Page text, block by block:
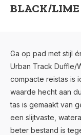
Voor 17:00
BLACK/LIME
Ga op pad met stijl
Urban Track Duffle/
compacte reistas is
waarde hecht aan
tas is gemaakt van
een slijtvaste,
beter bestand is